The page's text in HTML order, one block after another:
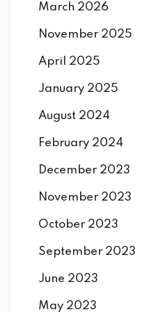
March 2026
November 2025
April 2025
January 2025
August 2024
February 2024
December 2023
November 2023
October 2023
September 2023
June 2023
May 2023